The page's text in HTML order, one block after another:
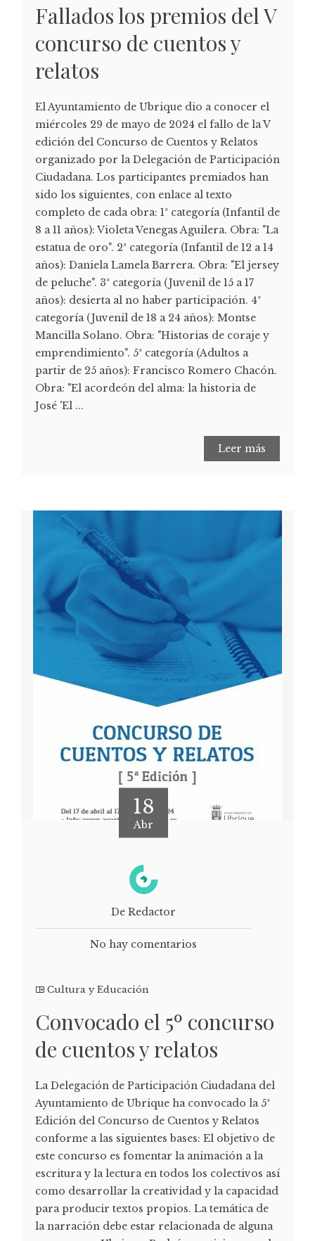
Fallados los premios del V
concurso de cuentos y
relatos
El Ayuntamiento de Ubrique dio a conocer el
miércoles 29 de mayo de 2024 el fallo de la V
edición del Concurso de Cuentos y Relatos
organizado por la Delegación de Participación
Ciudadana. Los participantes premiados han
sido los siguientes, con enlace al texto
completo de cada obra: 1ª categoría (Infantil de
8 a 11 años): Violeta Venegas Aguilera. Obra: "La
estatua de oro". 2ª categoría (Infantil de 12 a 14
años): Daniela Lamela Barrera. Obra: "El jersey
de peluche". 3ª categoría (Juvenil de 15 a 17
años): desierta al no haber participación. 4ª
categoría (Juvenil de 18 a 24 años): Montse
Mancilla Solano. Obra: "Historias de coraje y
emprendimiento". 5ª categoría (Adultos a
partir de 25 años): Francisco Romero Chacón.
Obra: "El acordeón del alma: la historia de
José 'El ...
Leer más
18
Abr
De Redactor
No hay comentarios
Cultura y Educación
Convocado el 5º concurso
de cuentos y relatos
La Delegación de Participación Ciudadana del
Ayuntamiento de Ubrique ha convocado la 5ª
Edición del Concurso de Cuentos y Relatos
conforme a las siguientes bases: El objetivo de
este concurso es fomentar la animación a la
escritura y la lectura en todos los colectivos así
como desarrollar la creatividad y la capacidad
para producir textos propios. La temática de
la narración debe estar relacionada de alguna